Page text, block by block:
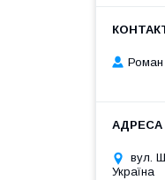
вул.
Україна